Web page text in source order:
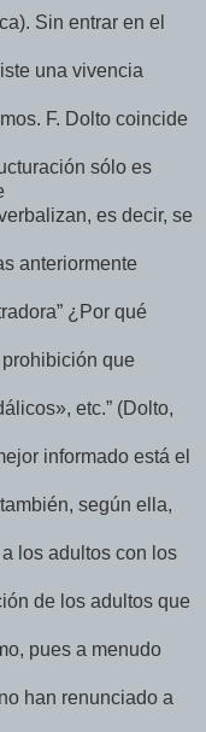
Sin entrar en el
una vivencia
F. Dolto coincide
sólo es
es decir, se
anteriormente
¿Por qué
que
etc.” (Dolto,
informado está el
según ella,
los adultos con los
de los adultos que
pues a menudo
han renunciado a